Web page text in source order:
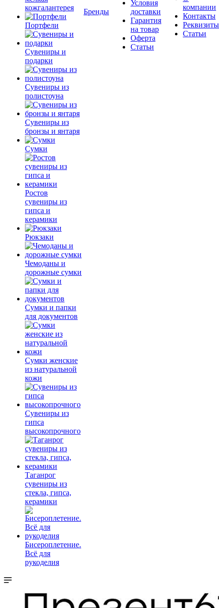
кожгалантерея
Портфели
Сувениры и
подарки
Сувениры из
полистоуна
Сувениры из
бронзы и янтаря
Сумки
Ростов
сувениры из
гипса и
керамики
Рюкзаки
Чемоданы и
дорожные сумки
Сумки и папки
для документов
Сумки женские
из натуральной
кожи
Сувениры из
гипса
высокопрочного
Таганрог
сувениры из
стекла, гипса,
керамики
Бисероплетение.
Всё для
рукоделия
Бренды
Условия
доставки
Гарантия
на товар
Оферта
Статьи
компании
Контакты
Реквизиты
Статьи